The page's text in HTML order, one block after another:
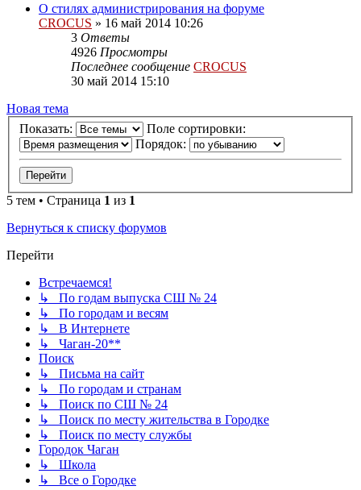
О стилях администрирования на форуме
CROCUS » 16 май 2014 10:26
3 Ответы
4926 Просмотры
Последнее сообщение CROCUS
30 май 2014 15:10
Новая тема
Показать:
Поле сортировки:
Порядок:
5 тем • Страница 1 из 1
Вернуться к списку форумов
Перейти
Встречаемся!
↳ По годам выпуска СШ № 24
↳ По городам и весям
↳ В Интернете
↳ Чаган-20**
Поиск
↳ Письма на сайт
↳ По городам и странам
↳ Поиск по СШ № 24
↳ Поиск по месту жительства в Городке
↳ Поиск по месту службы
Городок Чаган
↳ Школа
↳ Все о Городке